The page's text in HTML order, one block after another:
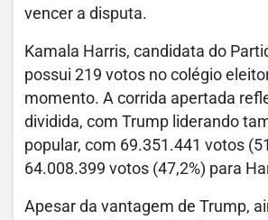
vencer a disputa.
Kamala Harris, candidata do
possui 219 votos no colégio
momento. A corrida apertada
dividida, com Trump liderando
popular, com 69.351.441 votos
64.008.399 votos (47,2%) para
Apesar da vantagem de Trump,